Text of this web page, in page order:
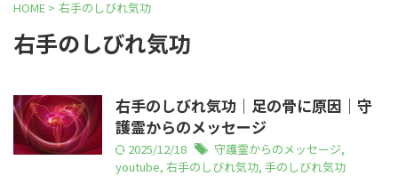
HOME > 右手のしびれ気功
右手のしびれ気功
右手のしびれ気功｜足の骨に原因｜守
護霊からのメッセージ
2025/12/18 守護霊からのメッセージ,
youtube, 右手のしびれ気功, 手のしびれ気功